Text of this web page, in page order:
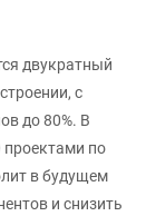
двукратный
с
до 80%. В
проектами по
в будущем
и снизить